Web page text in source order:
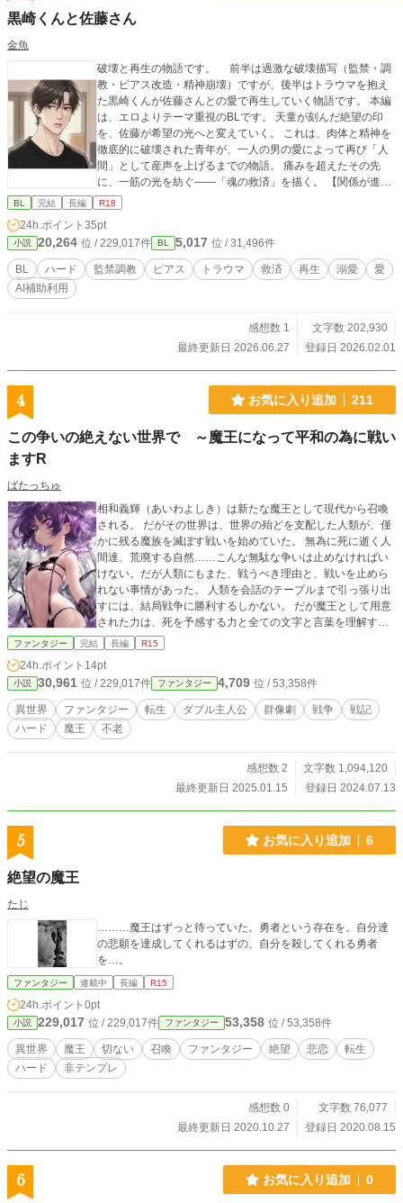
黒崎くんと佐藤さん
金魚
破壊と再生の物語です。 前半は過激な破壊描写（監禁・調
教・ピアス改造・精神崩壊）ですが、後半はトラウマを抱え
た黒崎くんが佐藤さんとの愛で再生していく物語です。 本編
は、エロよりテーマ重視のBLです。 天童が刻んだ絶望の印
を、佐藤が希望の光へと変えていく。 ​これは、肉体と精神を
徹底的に破壊された青年が、一人の男の愛によって再び「人
間」として産声を上げるまでの物語。 ​痛みを超えたその先
に、一筋の光を紡ぐ――「魂の救済」を描く。 【関係が進む
と、執着溺愛な医者攻め×小悪魔魔性な健気誘い受け】 （※
意ください。 優しい再生シーンを大切にして書いていま
す。） （※無断転載禁止です。） （※他サイトにも投稿して
います。）
BL 完結 長編 R18
24h.ポイント 35pt
小説 20,264 位 / 229,017件 BL 5,017 位 / 31,496件
BL ハード 監禁調教 ピアス トラウマ 救済 再生 溺愛
愛
AI補助利用
感想数 1
文字数 202,930
最終更新日 2026.06.27
登録日 2026.02.01
4 お気に入り追加 211
この争いの絶えない世界で ～魔王になって平和の為に戦い
ますR
ばたっちゅ
相和義輝（あいわよしき）は新たな魔王として現代から召喚
される。 だがその世界は、世界の殆どを支配した人類が、僅
かに残る魔族を滅ぼす戦いを始めていた。 無為に死に逝く人
間達、荒廃する自然……こんな無駄な争いは止めなければい
けない。だが人類にもまた、戦うべき理由と、戦いを止めら
れない事情があった。 人類を会話のテーブルまで引っ張り出
すには、結局戦争に勝利するしかない。 だが魔王として用意
された力は、死を予感する力と全ての文字と言葉を理解する
力のみ。 自分一人の力で戦う事は出来ないが、強力な魔人や
果てに、互いが共存する未来があると信じて。
ファンタジー 完結 長編 R15
24h.ポイント 14pt
小説 30,961 位 / 229,017件 ファンタジー 4,709 位 / 53,358件
異世界 ファンタジー 転生 ダブル主人公 群像劇 戦争
戦記
ハード
魔王 不老
感想数 2
文字数 1,094,120
最終更新日 2025.01.15
登録日 2024.07.13
5 お気に入り追加 6
絶望の魔王
たじ
………魔王はずっと待っていた。勇者という存在を。自分達
の悲願を達成してくれるはずの、自分を殺してくれる勇者
を…。
ファンタジー 連載中 長編 R15
24h.ポイント 0pt
小説 229,017 位 / 229,017件 ファンタジー 53,358 位 / 53,358件
異世界 魔王 切ない 召喚 ファンタジー 絶望 悲恋
転生
ハード
非テンプレ
感想数 0
文字数 76,077
最終更新日 2020.10.27
登録日 2020.08.15
6 お気に入り追加 0